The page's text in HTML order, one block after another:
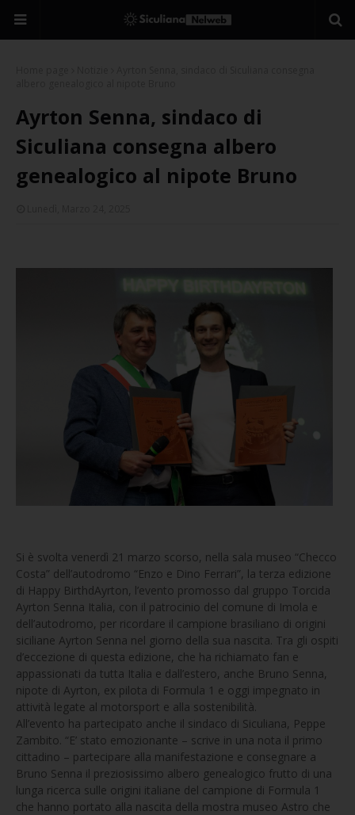
Ayrton Senna, sindaco di
Siculiana consegna albero
genealogico al nipote Bruno
Si è svolta venerdì 21 marzo scorso, nella sala museo “Checco
Costa” dell’autodromo “Enzo e Dino Ferrari”, la terza edizione
di Happy BirthdAyrton, l’evento promosso dal gruppo Torcida
Ayrton Senna Italia, con il patrocinio del comune di Imola e
dell’autodromo, per ricordare il campione brasiliano di origini
siciliane Ayrton Senna nel giorno della sua nascita. Tra gli ospiti
d’eccezione di questa edizione, che ha richiamato fan e
appassionati da tutta Italia e dall’estero, anche Bruno Senna,
nipote di Ayrton, ex pilota di Formula 1 e oggi impegnato in
attività legate al motorsport e alla sostenibilità.
All’evento ha partecipato anche il sindaco di Siculiana, Peppe
Zambito. “E’ stato emozionante – scrive in una nota il primo
cittadino – partecipare alla manifestazione e consegnare a
Bruno Senna il preziosissimo albero genealogico frutto di una
lunga ricerca sulle origini italiane del campione di Formula 1
che hanno portato alla nascita della mostra museo Astro che